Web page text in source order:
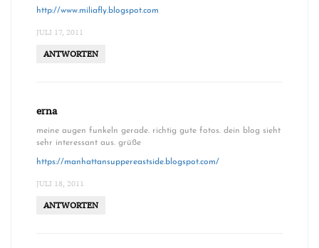
http://www.miliafly.blogspot.com
JULI 17, 2011
ANTWORTEN
erna
meine augen funkeln gerade. richtig gute fotos. dein blog sieht
sehr interessant aus. grüße
https://manhattansuppereastside.blogspot.com/
JULI 18, 2011
ANTWORTEN